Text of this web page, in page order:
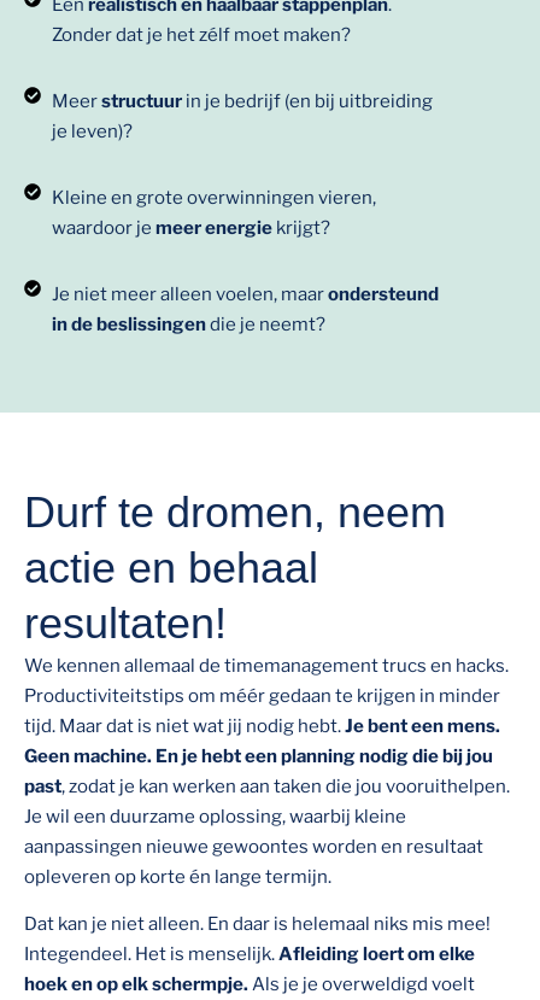
Een realistisch en haalbaar stappenplan.
Zonder dat je het zélf moet maken?
Meerstructuurin je bedrijf (en bij uitbreiding
je leven)?
Kleine en grote overwinningen vieren,
waardoor je meer energiekrijgt?
Je niet meer alleen voelen, maarondersteund
in de beslissingendie je neemt?
Durf te dromen, neem
actie en behaal
resultaten!
We kennen allemaal de timemanagement trucs en hacks.
Productiviteitstips om méér gedaan te krijgen in minder
tijd. Maar dat is niet wat jij nodig hebt.Je bent een mens.
Geen machine. En je hebt een planning nodig die bij jou
past, zodat je kan werken aan taken die jou vooruithelpen.
Je wil een duurzame oplossing, waarbij kleine
aanpassingen nieuwe gewoontes worden en resultaat
opleveren op korte én lange termijn.
Dat kan je niet alleen. En daar is helemaal niks mis mee!
Integendeel. Het is menselijk.Afleiding loert om elke
hoek en op elk schermpje.Als je je overweldigd voelt